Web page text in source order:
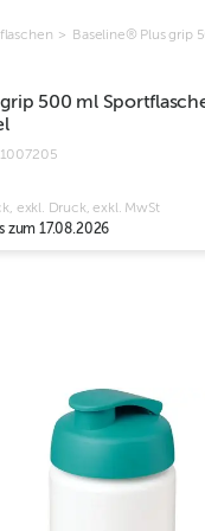
>
Baseline® Plus grip
500 ml
exkl. Druck, exkl. MwSt
zum 17.08.2026